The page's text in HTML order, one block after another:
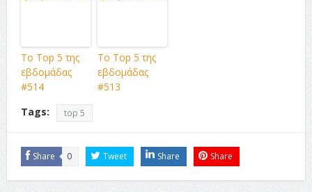
Το Top 5 της
εβδομάδας
#514
Το Top 5 της
εβδομάδας
#513
Tags:
top 5
Share 0 Tweet Share Share